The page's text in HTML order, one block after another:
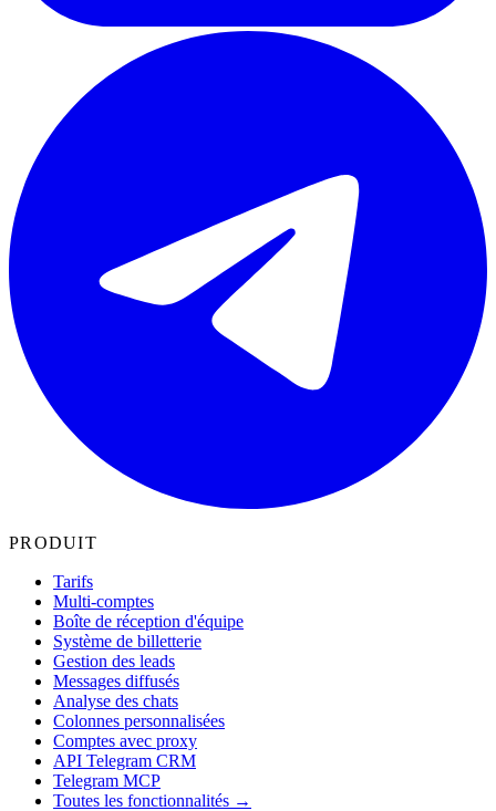
PRODUIT
Tarifs
Multi-comptes
Boîte de réception d'équipe
Système de billetterie
Gestion des leads
Messages diffusés
Analyse des chats
Colonnes personnalisées
Comptes avec proxy
API Telegram CRM
Telegram MCP
Toutes les fonctionnalités →